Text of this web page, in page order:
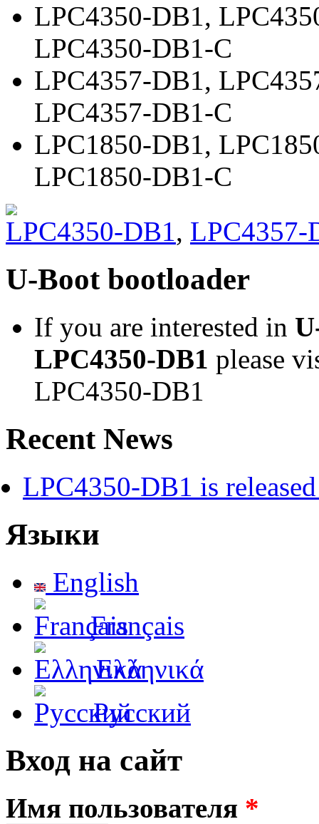
LPC4350-DB1,
LPC4350-DB1-C
LPC4357-DB1,
LPC4357-DB1-C
LPC1850-DB1,
LPC1850-DB1-C
LPC4350-DB1, LPC4357-
U-Boot bootloader
If you are interested in
LPC4350-DB1 please
LPC4350-DB1
Recent News
LPC4350-DB1 is
Языки
English
Français
Ελληνικά
Русский
Вход на сайт
Имя пользователя *